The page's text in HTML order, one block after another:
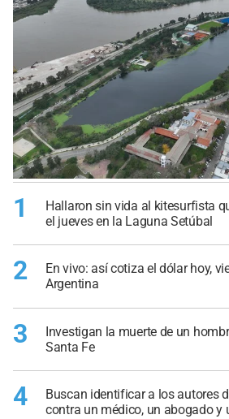
1
Hallaron sin vida al kitesurfista
el jueves en la Laguna Setúbal
2
En vivo: así cotiza el dólar hoy,
Argentina
3
Investigan la muerte de un
Santa Fe
4
Buscan identificar a los autores
contra un médico, un abogado y